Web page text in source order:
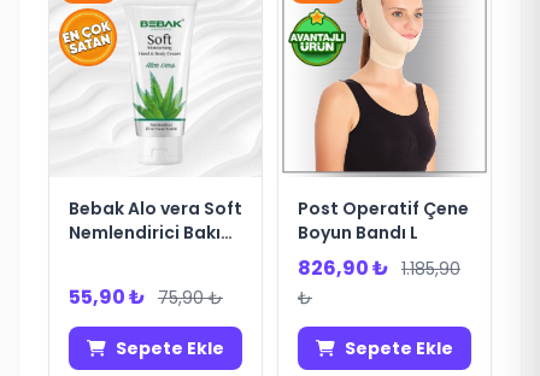
Bebak Alo vera Soft
Nemlendirici Bakım
55,90 ₺ 75,90 ₺
Sepete Ekle
Post Operatif Çene
Boyun Bandı L
826,90 ₺ 1.185,90
₺
Sepete Ekle